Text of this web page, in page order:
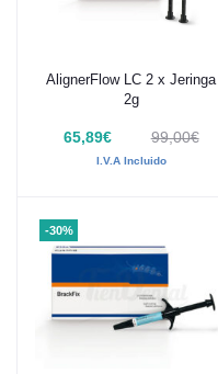
Añadir al carrito
AlignerFlow LC 2 x Jeringa
2g
65,89€ 99,00€
I.V.A Incluido
-30%